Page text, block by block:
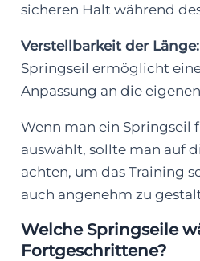
sicheren Halt während
Verstellbarkeit der Länge:
Springseil ermöglicht
Anpassung an die
Wenn man ein Springseil
auswählt, sollte man auf
achten, um das Training
auch angenehm zu
Welche Springseile
Fortgeschrittene?